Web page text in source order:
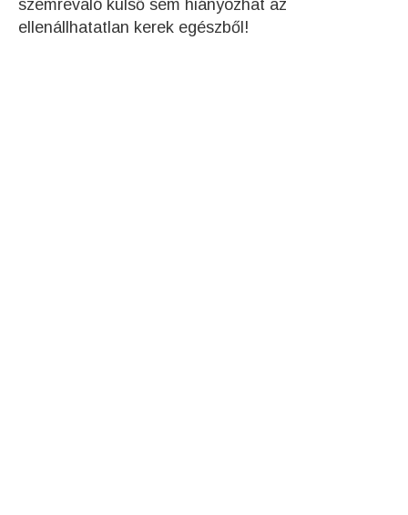
szemrevaló külső sem hiányozhat az
ellenállhatatlan kerek egészből!